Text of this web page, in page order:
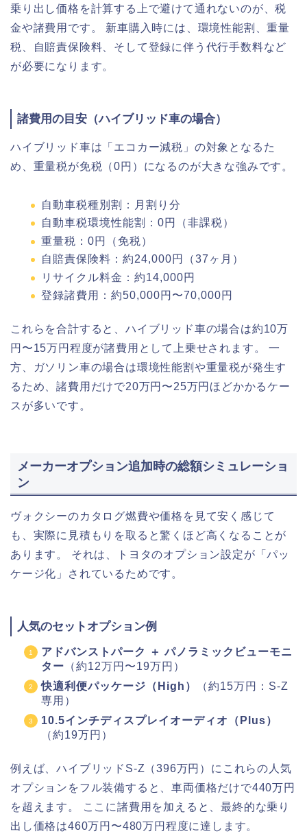
乗り出し価格を計算する上で避けて通れないのが、税
金や諸費用です。 新車購入時には、環境性能割、重量
税、自賠責保険料、そして登録に伴う代行手数料など
が必要になります。
諸費用の目安（ハイブリッド車の場合）
ハイブリッド車は「エコカー減税」の対象となるた
め、重量税が免税（0円）になるのが大きな強みです。
自動車税種別割：月割り分
自動車税環境性能割：0円（非課税）
重量税：0円（免税）
自賠責保険料：約24,000円（37ヶ月）
リサイクル料金：約14,000円
登録諸費用：約50,000円〜70,000円
これらを合計すると、ハイブリッド車の場合は約10万
円〜15万円程度が諸費用として上乗せされます。 一
方、ガソリン車の場合は環境性能割や重量税が発生す
るため、諸費用だけで20万円〜25万円ほどかかるケー
スが多いです。
メーカーオプション追加時の総額シミュレーショ
ン
ヴォクシーのカタログ燃費や価格を見て安く感じて
も、実際に見積もりを取ると驚くほど高くなることが
あります。 それは、トヨタのオプション設定が「パッ
ケージ化」されているためです。
人気のセットオプション例
アドバンストパーク ＋ パノラミックビューモニ
ター （約12万円〜19万円）
快適利便パッケージ（High）
（約15万円：S-Z
専用）
10.5インチディスプレイオーディオ（Plus）
（約19万円）
例えば、ハイブリッドS-Z（396万円）にこれらの人気
オプションをフル装備すると、車両価格だけで440万円
を超えます。 ここに諸費用を加えると、最終的な乗り
出し価格は460万円〜480万円程度に達します。